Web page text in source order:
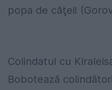
popa de căţei!
Colindatul cu
Bobotează